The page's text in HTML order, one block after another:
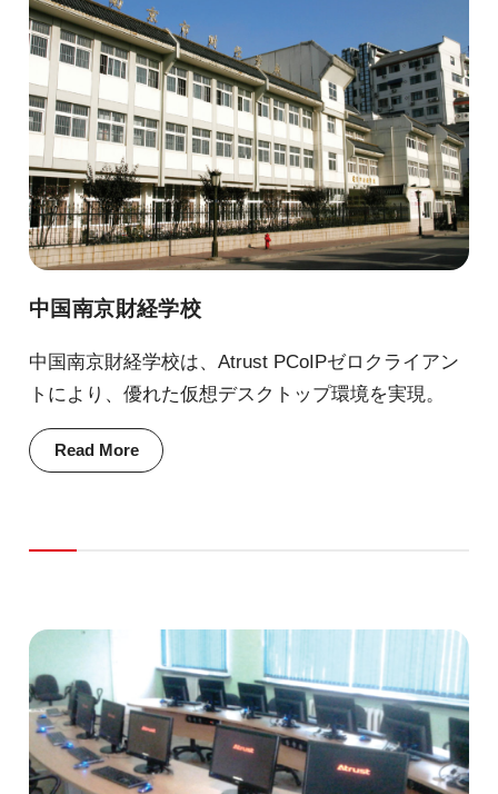
中国南京財経学校
中国南京財経学校は、Atrust PCoIPゼロクライアン
トにより、優れた仮想デスクトップ環境を実現。
Read More